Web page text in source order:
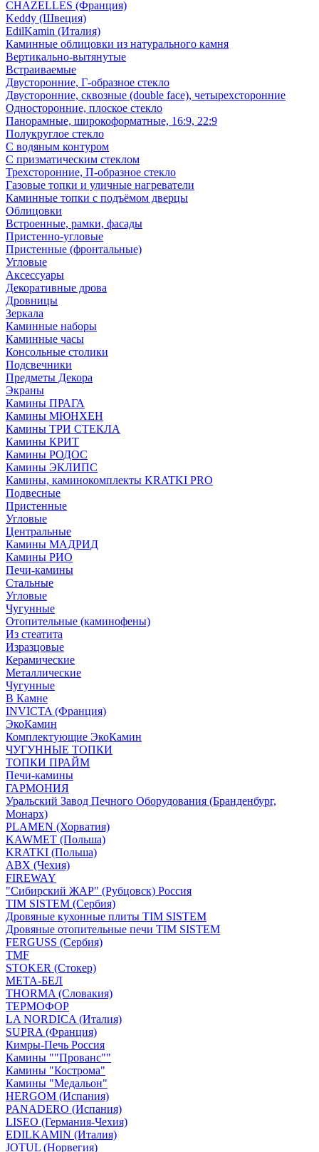
CHAZELLES (Франция)
Keddy (Швеция)
EdilKamin (Италия)
Каминные облицовки из натурального камня
Вертикально-вытянутые
Встраиваемые
Двусторонние, Г-образное стекло
Двусторонние, сквозные (double face), четырехсторонние
Односторонние, плоское стекло
Панорамные, широкоформатные, 16:9, 22:9
Полукруглое стекло
С водяным контуром
С призматическим стеклом
Трехсторонние, П-образное стекло
Газовые топки и уличные нагреватели
Каминные топки с подъёмом дверцы
Облицовки
Встроенные, рамки, фасады
Пристенно-угловые
Пристенные (фронтальные)
Угловые
Аксессуары
Декоративные дрова
Дровницы
Зеркала
Каминные наборы
Каминные часы
Консольные столики
Подсвечники
Предметы Декора
Экраны
Камины ПРАГА
Камины МЮНХЕН
Камины ТРИ СТЕКЛА
Камины КРИТ
Камины РОДОС
Камины ЭКЛИПС
Камины, каминокомплекты KRATKI PRO
Подвесные
Пристенные
Угловые
Центральные
Камины МАДРИД
Камины РИО
Печи-камины
Стальные
Угловые
Чугунные
Отопительные (каминофены)
Из стеатита
Изразцовые
Керамические
Металлические
Чугунные
В Камне
INVICTA (Франция)
ЭкоКамин
Комплектующие ЭкоКамин
ЧУГУННЫЕ ТОПКИ
ТОПКИ ПРАЙМ
Печи-камины
ГАРМОНИЯ
Уральский Завод Печного Оборудования (Бранденбург,
Монарх)
PLAMEN (Хорватия)
KAWMET (Польша)
KRATKI (Польша)
ABX (Чехия)
FIREWAY
"Сибирский ЖАР" (Рубцовск) Россия
TIM SISTEM (Сербия)
Дровяные кухонные плиты TIM SISTEM
Дровяные отопительные печи TIM SISTEM
FERGUSS (Сербия)
TMF
STOKER (Стокер)
МЕТА-БЕЛ
THORMA (Словакия)
ТЕРМОФОР
LA NORDICA (Италия)
SUPRA (Франция)
Кимры-Печь Россия
Камины ""Прованс""
Камины "Кострома"
Камины "Медальон"
HERGOM (Испания)
PANADERO (Испания)
LISEO (Германия-Чехия)
EDILKAMIN (Италия)
JOTUL (Норвегия)